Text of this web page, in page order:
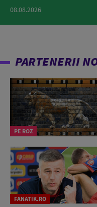
08.08.2026
PARTENERII
PE ROZ
FANATIK.RO